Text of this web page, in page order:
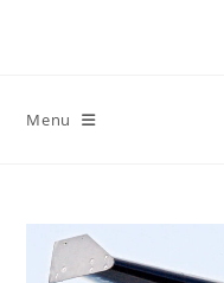
Menu